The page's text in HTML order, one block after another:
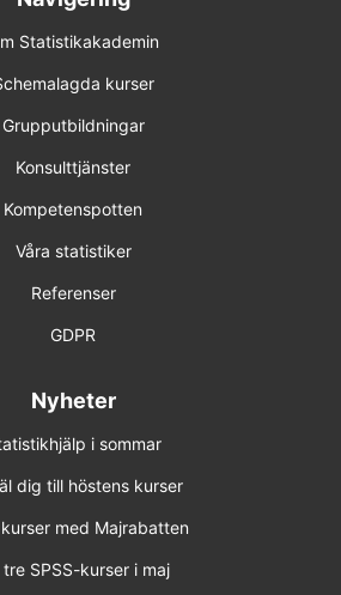
Statistikakademin
kurser
Grupputbildningar
Konsulttjänster
Kompetenspotten
Våra statistiker
Referenser
GDPR
Nyheter
i sommar
dig till höstens kurser
med Majrabatten
tre SPSS-kurser i maj